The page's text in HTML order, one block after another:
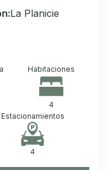
La Planicie
Habitaciones
4
Estacionamientos
4